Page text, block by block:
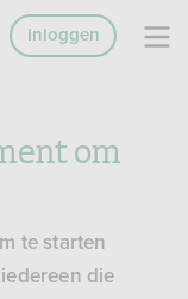
Inloggen
om
te starten
die